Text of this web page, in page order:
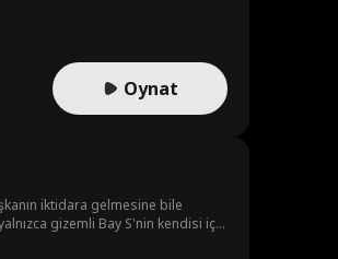
Oynat
iktidara gelmesine bile
gizemli Bay S'nin kendisi için